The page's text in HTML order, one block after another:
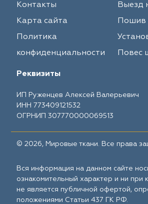
Контакты
Карта сайта
Политика
конфиденциальности
Выезд
Повес
Реквизиты
ИП Руженцев Алексей Валерьевич
ИНН 773409121532
ОГРНИП 307770000069513
© 2026, Мировые ткани. Все права
Вся информация на данном сайте
ознакомительный характер и ни при
не является публичной офертой,
положениями Статьи 437 ГК РФ.